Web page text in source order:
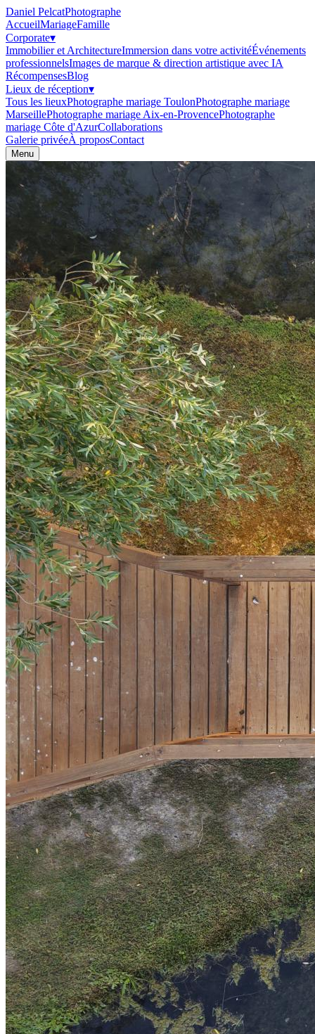
Daniel PelcatPhotographe
AccueilMariageFamille
Corporate▾
Immobilier et ArchitectureImmersion dans votre activitéÉvénements
professionnelsImages de marque & direction artistique avec IA
RécompensesBlog
Lieux de réception▾
Tous les lieuxPhotographe mariage ToulonPhotographe mariage
MarseillePhotographe mariage Aix-en-ProvencePhotographe
mariage Côte d'AzurCollaborations
Galerie privéeÀ proposContact
Menu